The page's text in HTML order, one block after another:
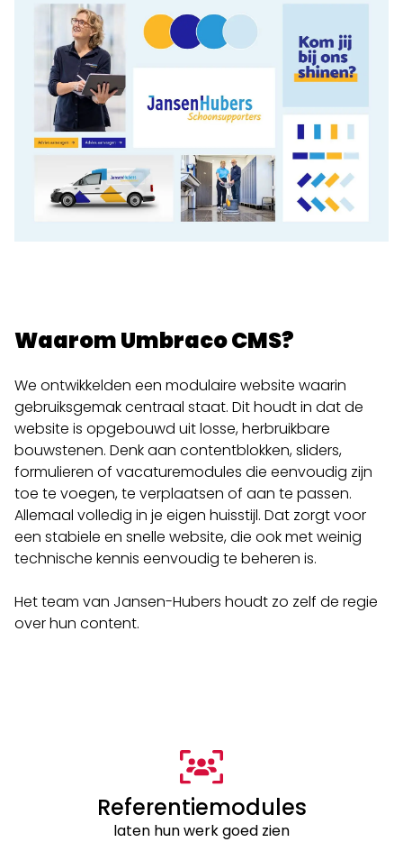
Waarom Umbraco CMS?
We ontwikkelden een modulaire website waarin
gebruiksgemak centraal staat. Dit houdt in dat de
website is opgebouwd uit losse, herbruikbare
bouwstenen. Denk aan contentblokken, sliders,
formulieren of vacaturemodules die eenvoudig zijn
toe te voegen, te verplaatsen of aan te passen.
Allemaal volledig in je eigen huisstijl. Dat zorgt voor
een stabiele en snelle website, die ook met weinig
technische kennis eenvoudig te beheren is.
Het team van Jansen-Hubers houdt zo zelf de regie
over hun content.
Referentiemodules
laten hun werk goed zien